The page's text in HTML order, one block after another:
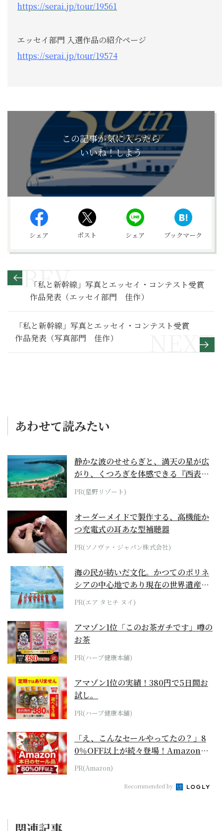
https://serai.jp/tour/19561
エッセイ部門 入選作品の紹介ページ
https://serai.jp/tour/19574
この記事が気に入ったら
いいね！しよう
シェア ポスト シェア ブックマーク
「私と新幹線」写真とエッセイ・コンテスト受賞
作品発表（エッセイ部門 佳作）
「私と新幹線」写真とエッセイ・コンテスト受賞
作品発表（写真部門 佳作）
あわせて読みたい
静かな波のせせらぎと、満天の星が広
がり、くつろぎを体感できる『西表島
ホテル by...
PR(星野リゾート)
オーダーメイドで製作する、高機能か
つ充電式の耳あな型補聴器
PR(ソノヴァ・ジャパン株式会社)
海の民が紡いだ文化。かつてのポリネ
シアの中心地であり現在の世界遺産か
らみえてくる...
PR(エア タヒチ ヌイ)
アマゾン1位「このお茶ガチです」噂の
お茶
PR(ハーブ健康本舗)
アマゾン1位の実績！380円で5日間お
試し。
PR(ハーブ健康本舗)
「え、こんなセールやってたの？」8
0％OFF以上が続々登場！Amazonの
本気が...
PR(Amazon)
Recommended by